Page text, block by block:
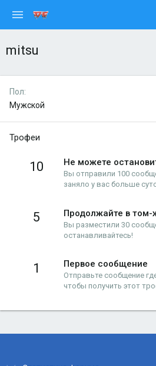
mitsu
Пол
Мужской
Трофеи
10 Не можете
Вы отправили 100
заняло у вас больше
5 Продолжайте в том-
Вы разместили 30
останавливайтесь!
1 Первое сообщение
Отправьте сообщение
чтобы получить этот